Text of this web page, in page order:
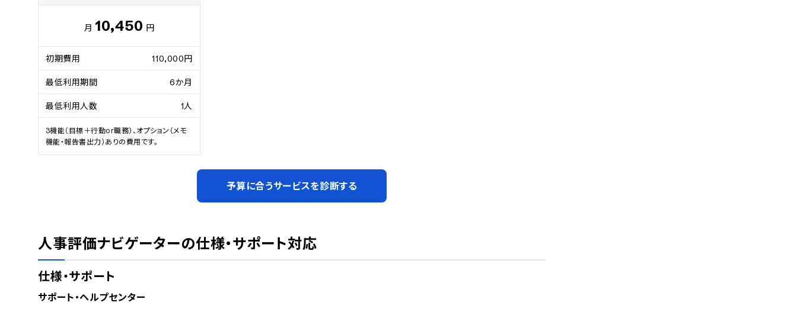
月 10,450 円
初期費用 110,000円
最低利用期間 6か月
最低利用人数 1人
3機能（目標＋行動or職務）、オプション（メモ
機能・報告書出力）ありの費用です。
予算に合うサービスを診断する
人事評価ナビゲーターの仕様・サポート対応
仕様・サポート
サポート・ヘルプセンター